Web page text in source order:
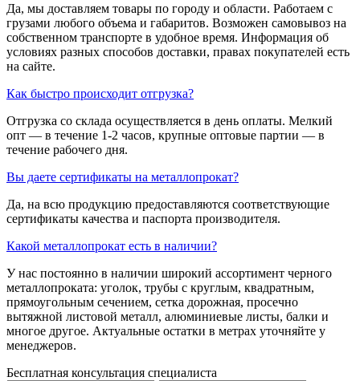
Да, мы доставляем товары по городу и области. Работаем с
грузами любого объема и габаритов. Возможен самовывоз на
собственном транспорте в удобное время. Информация об
условиях разных способов доставки, правах покупателей есть
на сайте.
Как быстро происходит отгрузка?
Отгрузка со склада осуществляется в день оплаты. Мелкий
опт — в течение 1-2 часов, крупные оптовые партии — в
течение рабочего дня.
Вы даете сертификаты на металлопрокат?
Да, на всю продукцию предоставляются соответствующие
сертификаты качества и паспорта производителя.
Какой металлопрокат есть в наличии?
У нас постоянно в наличии широкий ассортимент черного
металлопроката: уголок, трубы с круглым, квадратным,
прямоугольным сечением, сетка дорожная, просечно
вытяжной листовой металл, алюминиевые листы, балки и
многое другое. Актуальные остатки в метрах уточняйте у
менеджеров.
Бесплатная консультация специалиста